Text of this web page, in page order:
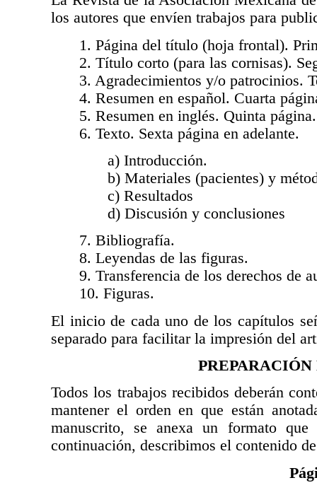
los autores que envíen trabajos para
1. Página del título (hoja frontal).
2. Título corto (para las cornisas).
3. Agradecimientos y/o patrocinios.
4. Resumen en español. Cuarta
5. Resumen en inglés. Quinta página.
6. Texto. Sexta página en adelante.
a) Introducción.
b) Materiales (pacientes) y
c) Resultados
d) Discusión y conclusiones
7. Bibliografía.
8. Leyendas de las figuras.
9. Transferencia de los derechos de
10. Figuras.
El inicio de cada uno de los capítulos
separado para facilitar la impresión del
Todos los trabajos recibidos deberán
mantener el orden en que están
manuscrito, se anexa un formato
continuación, describimos el contenido